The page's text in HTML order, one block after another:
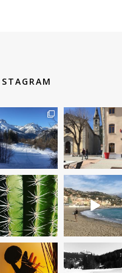
therouteantognelli
Mar 11
therouteantognelli
Mar 10
therouteantognelli
Mar 9
therouteantognelli
Fév 23
therouteantognelli therouteantognelli